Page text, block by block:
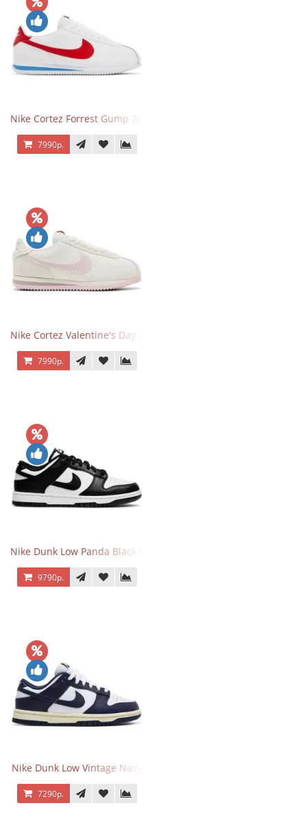
Nike Cortez Forrest Gump 2024
7990р.
Nike Cortez Valentine's Day 2025
7990р.
Nike Dunk Low Panda Black White
9790р.
Nike Dunk Low Vintage Navy
7290р.